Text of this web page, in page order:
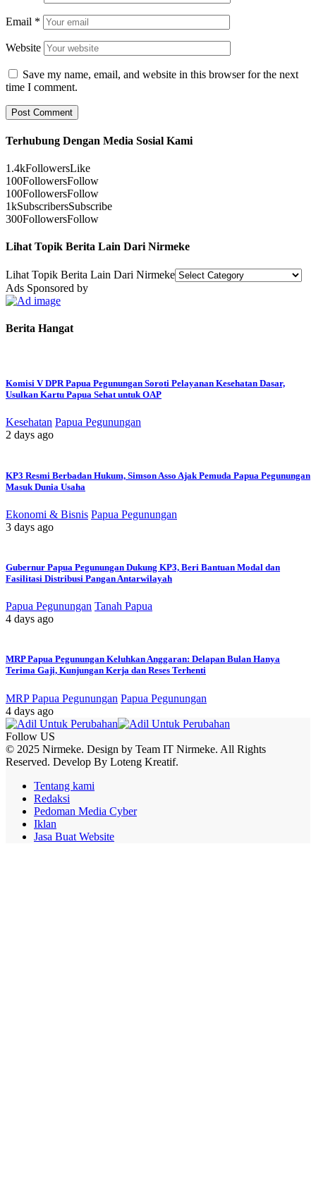
Email *
Website
Save my name, email, and website in this browser for the next
time I comment.
Terhubung Dengan Media Sosial Kami
1.4kFollowersLike
100FollowersFollow
100FollowersFollow
1kSubscribersSubscribe
300FollowersFollow
Lihat Topik Berita Lain Dari Nirmeke
Lihat Topik Berita Lain Dari Nirmeke
Ads Sponsored by
Berita Hangat
Komisi V DPR Papua Pegunungan Soroti Pelayanan Kesehatan Dasar,
Usulkan Kartu Papua Sehat untuk OAP
Kesehatan Papua Pegunungan
2 days ago
KP3 Resmi Berbadan Hukum, Simson Asso Ajak Pemuda Papua Pegunungan
Masuk Dunia Usaha
Ekonomi & Bisnis Papua Pegunungan
3 days ago
Gubernur Papua Pegunungan Dukung KP3, Beri Bantuan Modal dan
Fasilitasi Distribusi Pangan Antarwilayah
Papua Pegunungan Tanah Papua
4 days ago
MRP Papua Pegunungan Keluhkan Anggaran: Delapan Bulan Hanya
Terima Gaji, Kunjungan Kerja dan Reses Terhenti
MRP Papua Pegunungan Papua Pegunungan
4 days ago
Follow US
© 2025 Nirmeke. Design by Team IT Nirmeke. All Rights
Reserved. Develop By Loteng Kreatif.
Tentang kami
Redaksi
Pedoman Media Cyber
Iklan
Jasa Buat Website